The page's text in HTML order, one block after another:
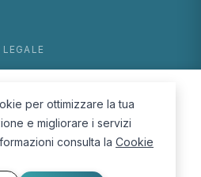
LEGALE
Policy
per ottimizzare la tua
e migliorare i servizi
consulta la Cookie